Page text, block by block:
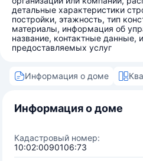
детальные характеристики
постройки, этажность, тип
материалы, информация об
название, контактные данные,
предоставляемых услуг
Информация о доме
Информация о доме
Кадастровый номер:
10:02:0090106:73